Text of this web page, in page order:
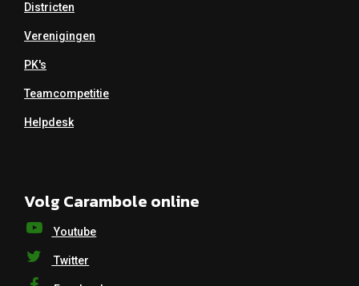
Districten
Verenigingen
PK's
Teamcompetitie
Helpdesk
Volg Carambole online
Youtube
Twitter